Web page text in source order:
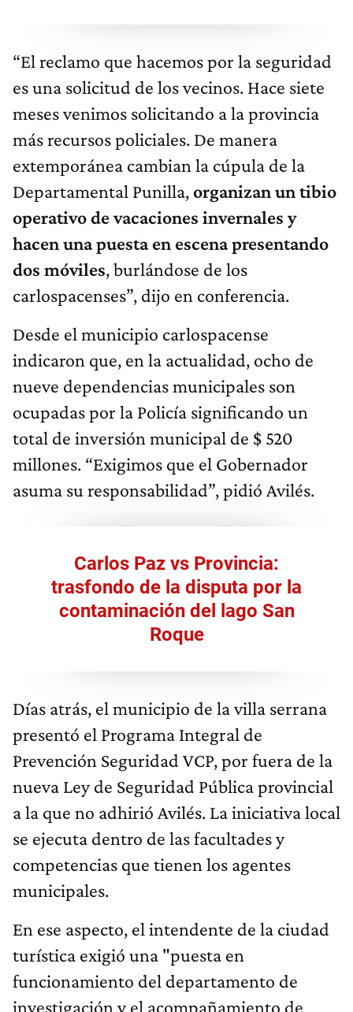
“El reclamo que hacemos por la seguridad
es una solicitud de los vecinos. Hace siete
meses venimos solicitando a la provincia
más recursos policiales. De manera
extemporánea cambian la cúpula de la
Departamental Punilla,organizan un tibio
operativo de vacaciones invernales y
hacen una puesta en escena presentando
dos móviles, burlándose de los
carlospacenses”, dijo en conferencia.
Desde el municipio carlospacense
indicaron que, en la actualidad, ocho de
nueve dependencias municipales son
ocupadas por la Policía significando un
total de inversión municipal de $ 520
millones. “Exigimos que el Gobernador
asuma su responsabilidad”, pidió Avilés.
Carlos Paz vs Provincia:
trasfondo de la disputa por la
contaminación del lago San
Roque
Días atrás, el municipio de la villa serrana
presentó el Programa Integral de
Prevención Seguridad VCP, por fuera de la
nueva Ley de Seguridad Pública provincial
a la que no adhirió Avilés. La iniciativa local
se ejecuta dentro de las facultades y
competencias que tienen los agentes
municipales.
En ese aspecto, el intendente de la ciudad
turística exigió una "puesta en
funcionamiento del departamento de
investigación y el acompañamiento de